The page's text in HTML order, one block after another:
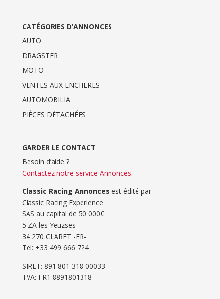
CATÉGORIES D’ANNONCES
AUTO
DRAGSTER
MOTO
VENTES AUX ENCHERES
AUTOMOBILIA
PIÈCES DÉTACHÉES
GARDER LE CONTACT
Besoin d’aide ?
Contactez notre service Annonces.
Classic Racing Annonces est édité par
Classic Racing Experience
SAS au capital de 50 000€
5 ZA les Yeuzses
34 270 CLARET -FR-
Tel: ‭+33 499 666 724‬
SIRET: 891 801 318 00033
TVA: FR1 8891801318